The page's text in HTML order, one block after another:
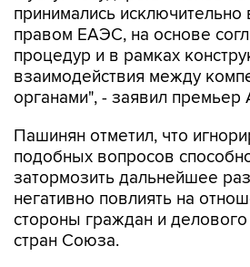
принимались исключительно
правом ЕАЭС, на основе
процедур и в рамках
взаимодействия между
органами", - заявил премьер
Пашинян отметил, что
подобных вопросов
затормозить дальнейшее
негативно повлиять на
стороны граждан и
стран Союза.